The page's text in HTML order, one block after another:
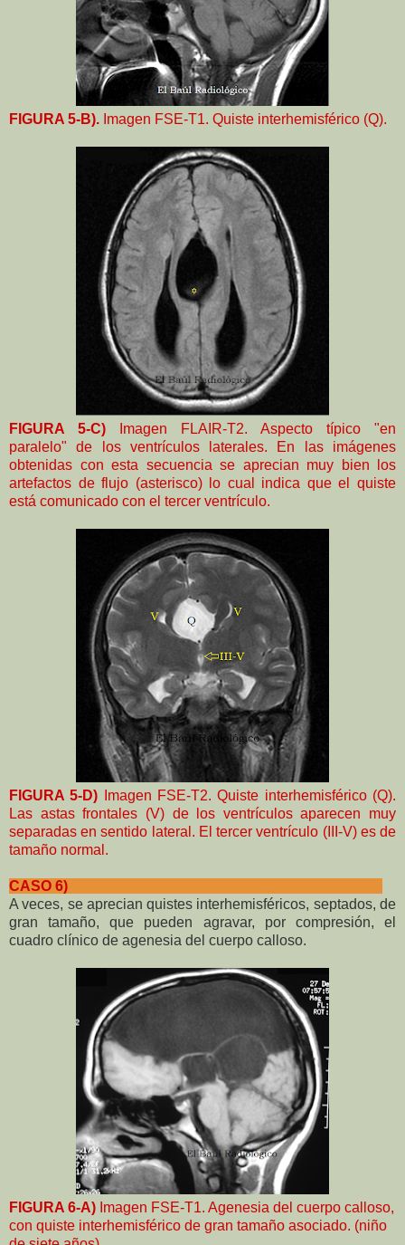
FIGURA 5-B). Imagen FSE-T1. Quiste interhemisférico (Q).
FIGURA 5-C) Imagen FLAIR-T2. Aspecto típico "en
paralelo" de los ventrículos laterales. En las imágenes
obtenidas con esta secuencia se aprecian muy bien los
artefactos de flujo (asterisco) lo cual indica que el quiste
está comunicado con el tercer ventrículo.
FIGURA 5-D) Imagen FSE-T2. Quiste interhemisférico (Q).
Las astas frontales (V) de los ventrículos aparecen muy
separadas en sentido lateral. El tercer ventrículo (III-V) es de
tamaño normal.
CASO 6)
A veces, se aprecian quistes interhemisféricos, septados, de
gran tamaño, que pueden agravar, por compresión, el
cuadro clínico de agenesia del cuerpo calloso.
FIGURA 6-A) Imagen FSE-T1. Agenesia del cuerpo calloso,
con quiste interhemisférico de gran tamaño asociado. (niño